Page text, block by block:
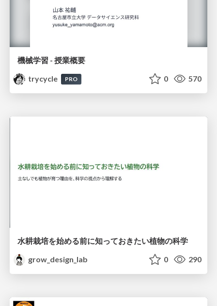
機械学習 - 授業概要
trycycle
PRO 0 570
水耕栽培を始める前に知っておきたい植物の科学
grow_design_lab
0 290